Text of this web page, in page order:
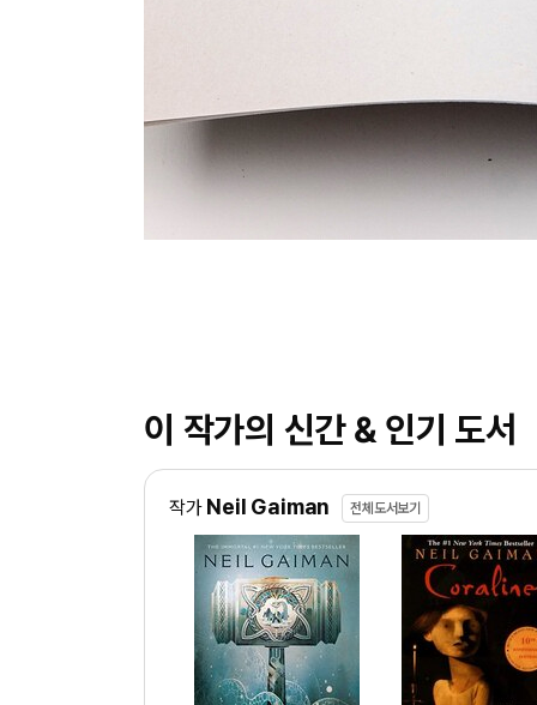
이 작가의 신간 & 인기 도서
작가 Neil Gaiman 전체도서보기